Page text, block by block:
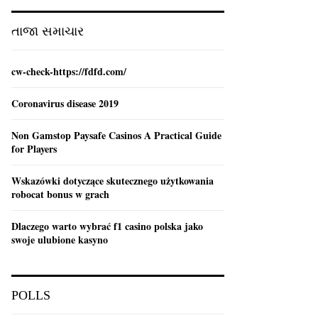
:
તાજા સમાચાર
cw-check-https://fdfd.com/
Coronavirus disease 2019
Non Gamstop Paysafe Casinos A Practical Guide
for Players
Wskazówki dotyczące skutecznego użytkowania
robocat bonus w grach
Dlaczego warto wybrać f1 casino polska jako
swoje ulubione kasyno
POLLS